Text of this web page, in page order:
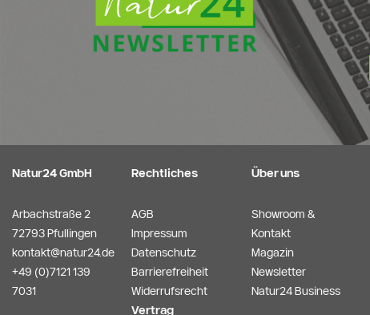
Natur24 GmbH
Arbachstraße 2
72793 Pfullingen
kontakt@natur24.de
+49 (0)7121 139
7031
Rechtliches
AGB
Impressum
Datenschutz
Barrierefreiheit
Widerrufsrecht
Vertrag
Über uns
Showroom &
Kontakt
Magazin
Newsletter
Natur24 Business